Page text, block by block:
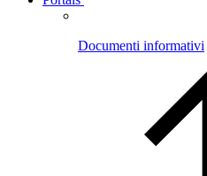
Documenti informativi